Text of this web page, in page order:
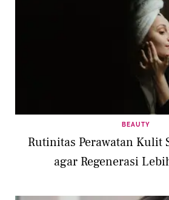
BEAUTY
Rutinitas Perawatan Kulit
agar Regenerasi